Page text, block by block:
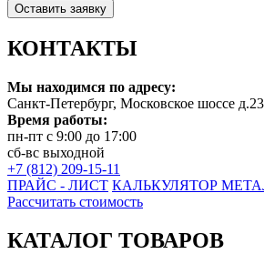
Оставить заявку
КОНТАКТЫ
Мы находимся по адресу:
Санкт-Петербург, Московское шоссе
Время работы:
пн-пт с 9:00 до 17:00
сб-вс выходной
+7 (812) 209-15-11
ПРАЙС - ЛИСТ КАЛЬКУЛЯТОР
Рассчитать стоимость
КАТАЛОГ ТОВАРОВ